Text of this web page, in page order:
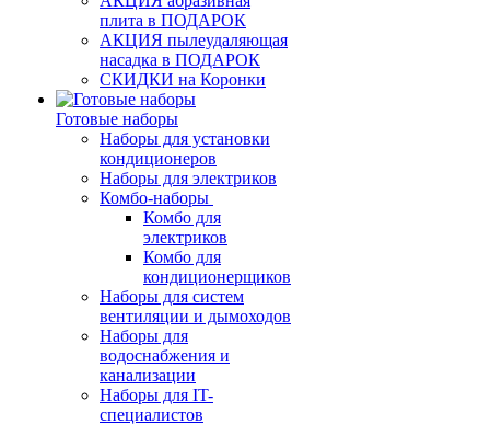
плита в ПОДАРОК
АКЦИЯ пылеудаляющая
насадка в ПОДАРОК
СКИДКИ на Коронки
Готовые наборы
Наборы для установки
кондиционеров
Наборы для электриков
Комбо-наборы
Комбо для
электриков
Комбо для
кондиционерщиков
Наборы для систем
вентиляции и дымоходов
Наборы для
водоснабжения и
канализации
Наборы для IT-
специалистов